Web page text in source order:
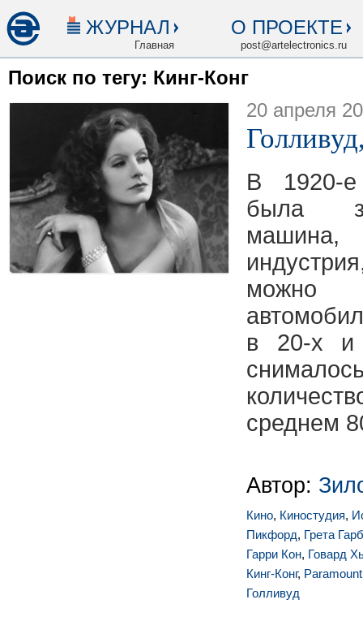
ЖУРНАЛ
Главная
О ПРОЕКТЕ
post@artelectronics.ru
Поиск по тегу: Кинг-Конг
20 апреля
В 1920-
была
в 20-х
среднем
Автор:
Кино, Киностудия,
Пикфорд, Грета
Гарри Кон, Говард
Кинг-Конг,
Голливуд